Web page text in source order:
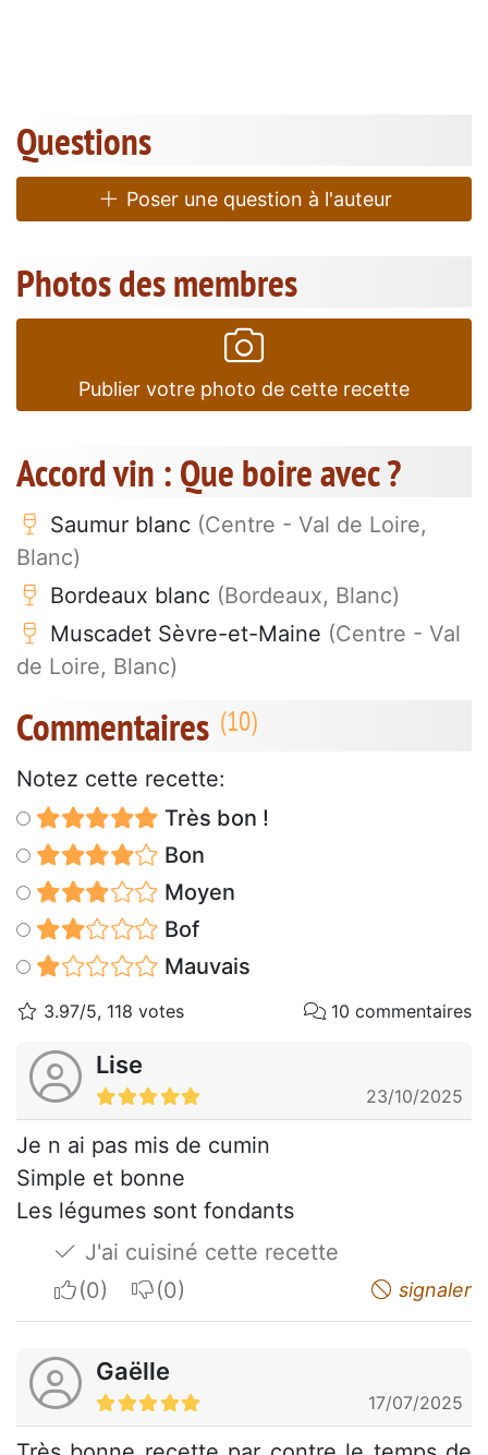
Questions
Poser une question à l'auteur
Photos des membres
Publier votre photo de cette recette
Accord vin : Que boire avec ?
Saumur blanc (Centre - Val de Loire,
Blanc)
Bordeaux blanc (Bordeaux, Blanc)
Muscadet Sèvre-et-Maine (Centre - Val
de Loire, Blanc)
Commentaires
Notez cette recette:
Très bon !
Bon
Moyen
Bof
Mauvais
3.97/5, 118 votes 10 commentaires
Lise
23/10/2025
Je n ai pas mis de cumin
Simple et bonne
Les légumes sont fondants
J'ai cuisiné cette recette
I apreciateI do not appreciate signaler
Gaëlle
17/07/2025